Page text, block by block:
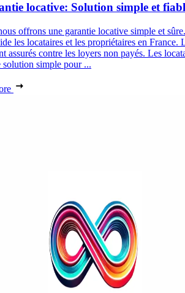
locative: Solution simple et
offrons une garantie locative simple et sûre.
les locataires et les propriétaires en France.
assurés contre les loyers non payés. Les
solution simple pour ...